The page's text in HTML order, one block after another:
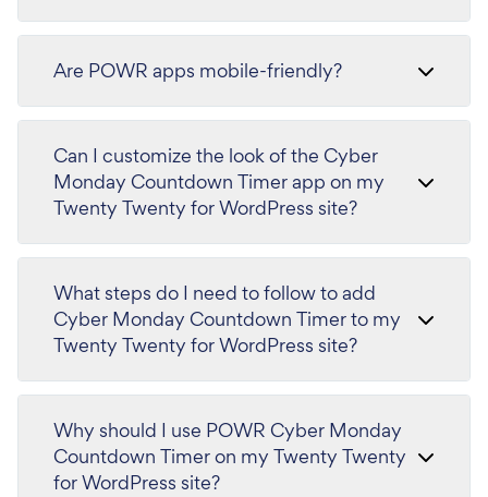
Are POWR apps mobile-friendly?
Can I customize the look of the Cyber
Monday Countdown Timer app on my
Twenty Twenty for WordPress site?
What steps do I need to follow to add
Cyber Monday Countdown Timer to my
Twenty Twenty for WordPress site?
Why should I use POWR Cyber Monday
Countdown Timer on my Twenty Twenty
for WordPress site?